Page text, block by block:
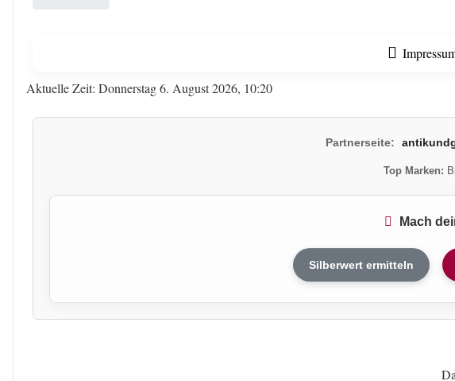
Aktuelle Zeit: Donnerstag 6. August 2026, 10:20
Partnerseite:
Top Marken:
Mach
Silberwert ermitteln